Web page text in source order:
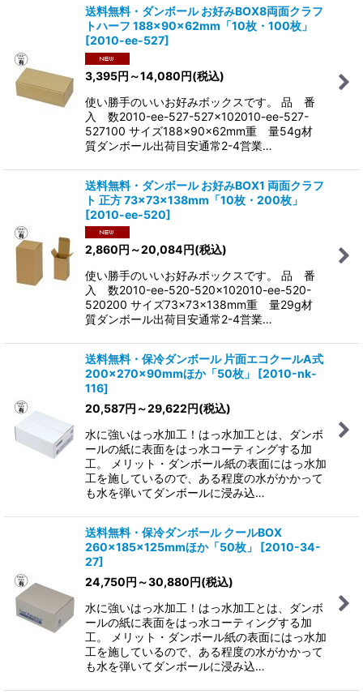
送料無料・ダンボール お好みBOX8両面クラフ
トハーフ 188×90×62mm「10枚・100枚」
[2010-ee-527]
3,395円 ～14,080円(税込)
使い勝手のいいお好みボックスです。 品 番
入 数2010-ee-527-527x102010-ee-527-
527100 サイズ188×90×62mm重 量54g材
質ダンボール出荷目安通常2-4営業…
送料無料・ダンボール お好みBOX1 両面クラフ
ト 正方 73×73×138mm「10枚・200枚」
[2010-ee-520]
2,860円 ～20,084円(税込)
使い勝手のいいお好みボックスです。 品 番
入 数2010-ee-520-520x102010-ee-520-
520200 サイズ73×73×138mm重 量29g材
質ダンボール出荷目安通常2-4営業…
送料無料・保冷ダンボール 片面エコクールA式
200×270×90mmほか「50枚」
[2010-nk-
116]
20,587円 ～29,622円(税込)
水に強いはっ水加工！はっ水加工とは、ダンボ
ールの紙に表面をはっ水コーティングする加
工。 メリット・ダンボール紙の表面にはっ水加
工を施しているので、ある程度の水がかかって
も水を弾いてダンボールに浸み込…
送料無料・保冷ダンボール クールBOX
260×185×125mmほか「50枚」
[2010-34-
27]
24,750円 ～30,880円(税込)
水に強いはっ水加工！はっ水加工とは、ダンボ
ールの紙に表面をはっ水コーティングする加
工。 メリット・ダンボール紙の表面にはっ水加
工を施しているので、ある程度の水がかかって
も水を弾いてダンボールに浸み込…